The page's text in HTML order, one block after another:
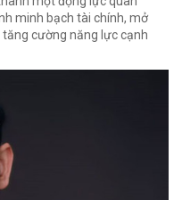
minh bạch tài chính, mở
cường năng lực cạnh